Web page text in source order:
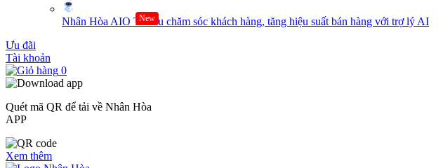
Nhân Hòa AIO New
Tối ưu chăm sóc khách hàng, tăng hiệu suất bán hàng với trợ lý AI
Ưu đãi
Tài khoản
0
Quét mã QR để tải về Nhân Hòa
APP
Xem thêm